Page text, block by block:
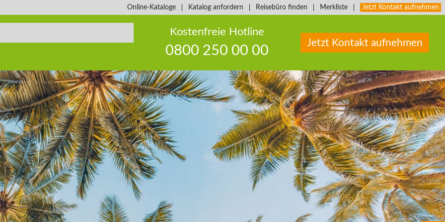
Online-Kataloge Katalog anfordern Reisebüro finden Merkliste Jetzt Kontakt aufnehmen
Kostenfreie Hotline
0800 250 00 00
Jetzt Kontakt aufnehmen